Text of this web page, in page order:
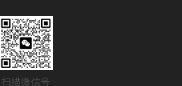
扫描微信号